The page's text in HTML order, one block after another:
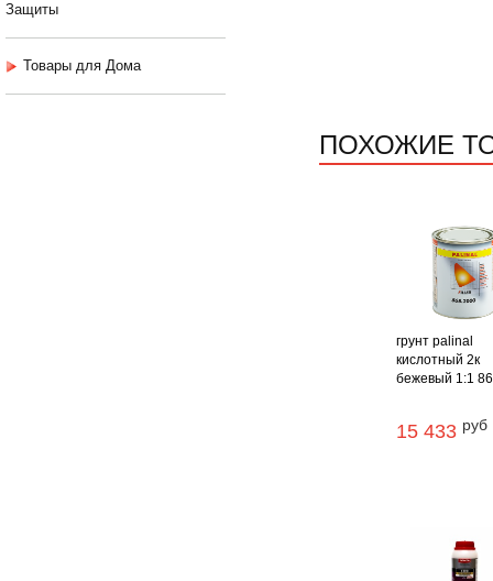
Защиты
Товары для Дома
ПОХОЖИЕ
грунт palinal
кислотный 2к
бежевый 1:1
15 433 руб